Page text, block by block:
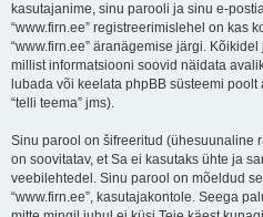
kasutajanime, sinu parooli ja sinu e-
“www.firn.ee” registreerimislehel on kas
“www.firn.ee” äranägemise järgi.
millist informatsiooni soovid näidata
lubada või keelata phpBB süsteemi
“telli teema” jms).
Sinu parool on šifreeritud (ühesuunaline
on soovitatav, et Sa ei kasutaks ühte ja
veebilehtedel. Sinu parool on mõeldud
“www.firn.ee”, kasutajakontole. Seega